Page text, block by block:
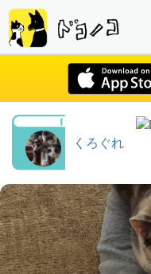
くろぐれ